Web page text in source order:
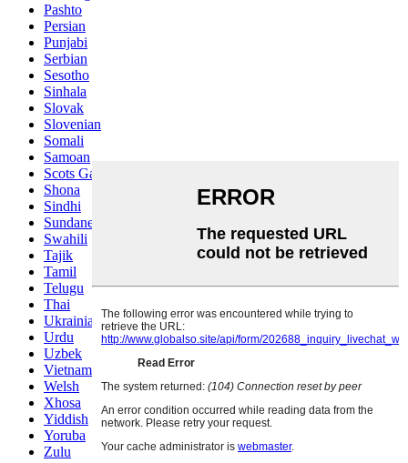
Pashto
Persian
Punjabi
Serbian
Sesotho
Sinhala
Slovak
Slovenian
Somali
Samoan
Scots Gaelic
Shona
Sindhi
Sundanese
Swahili
Tajik
Tamil
Telugu
Thai
Ukrainian
Urdu
Uzbek
Vietnamese
Welsh
Xhosa
Yiddish
Yoruba
Zulu